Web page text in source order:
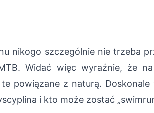
nikogo szczególnie nie trzeba
Widać więc wyraźnie, że
powiązane z naturą.
i kto może zostać